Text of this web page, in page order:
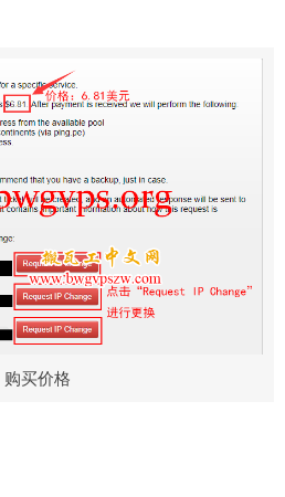
购买价格